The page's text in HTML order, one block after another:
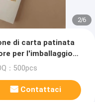
2/6
di carta patinata
per l'imballaggio
：500pcs
Contattaci